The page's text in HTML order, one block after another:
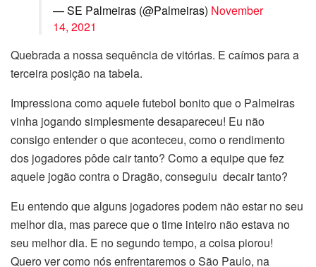
— SE Palmeiras (@Palmeiras) November
14, 2021
Quebrada a nossa sequência de vitórias. E caímos para a
terceira posição na tabela.
Impressiona como aquele futebol bonito que o Palmeiras
vinha jogando simplesmente desapareceu! Eu não
consigo entender o que aconteceu, como o rendimento
dos jogadores pôde cair tanto? Como a equipe que fez
aquele jogão contra o Dragão, conseguiu decair tanto?
Eu entendo que alguns jogadores podem não estar no seu
melhor dia, mas parece que o time inteiro não estava no
seu melhor dia. E no segundo tempo, a coisa piorou!
Quero ver como nós enfrentaremos o São Paulo, na